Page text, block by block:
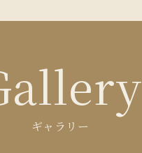
ギャラリー